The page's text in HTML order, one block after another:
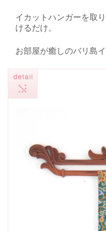
イカットハンガーを取
けるだけ。
お部屋が癒しのバリ島